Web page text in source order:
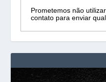
Prometemos não
contato para enviar